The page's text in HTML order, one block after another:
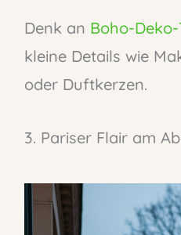
Denk an Boho-
kleine Details wie
oder Duftkerzen.
3. Pariser Flair am